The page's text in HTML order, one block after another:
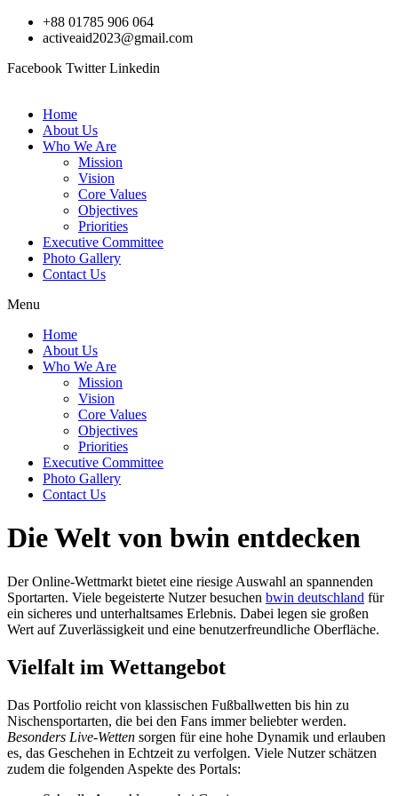
Skip
+88 01785 906 064
activeaid2023@gmail.com
Facebook Twitter Linkedin
Home
About Us
Who We Are
Mission
Vision
Core Values
Objectives
Priorities
Executive Committee
Photo Gallery
Contact Us
Menu
Home
About Us
Who We Are
Mission
Vision
Core Values
Objectives
Priorities
Executive Committee
Photo Gallery
Contact Us
Die Welt von bwin entdecken
Der Online-Wettmarkt bietet eine riesige Auswahl an spannenden
Sportarten. Viele begeisterte Nutzer besuchen bwin deutschland für
ein sicheres und unterhaltsames Erlebnis. Dabei legen sie großen
Wert auf Zuverlässigkeit und eine benutzerfreundliche Oberfläche.
Vielfalt im Wettangebot
Das Portfolio reicht von klassischen Fußballwetten bis hin zu
Nischensportarten, die bei den Fans immer beliebter werden.
Besonders Live-Wetten sorgen für eine hohe Dynamik und erlauben
es, das Geschehen in Echtzeit zu verfolgen. Viele Nutzer schätzen
zudem die folgenden Aspekte des Portals: